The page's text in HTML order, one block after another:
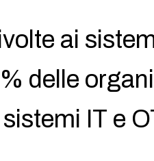
ai
delle
IT e